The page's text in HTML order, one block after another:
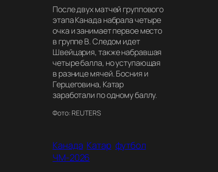
После двух матчей группового
этапа Канада набрала четыре
очка и занимает первое место
в группе В. Следом идет
Швейцария, также набравшая
четыре балла, но уступающая
в разнице мячей. Босния и
Герцеговина, Катар
заработали по одному баллу.
Фото: REUTERS
Канада Катар футбол
ЧМ-2026